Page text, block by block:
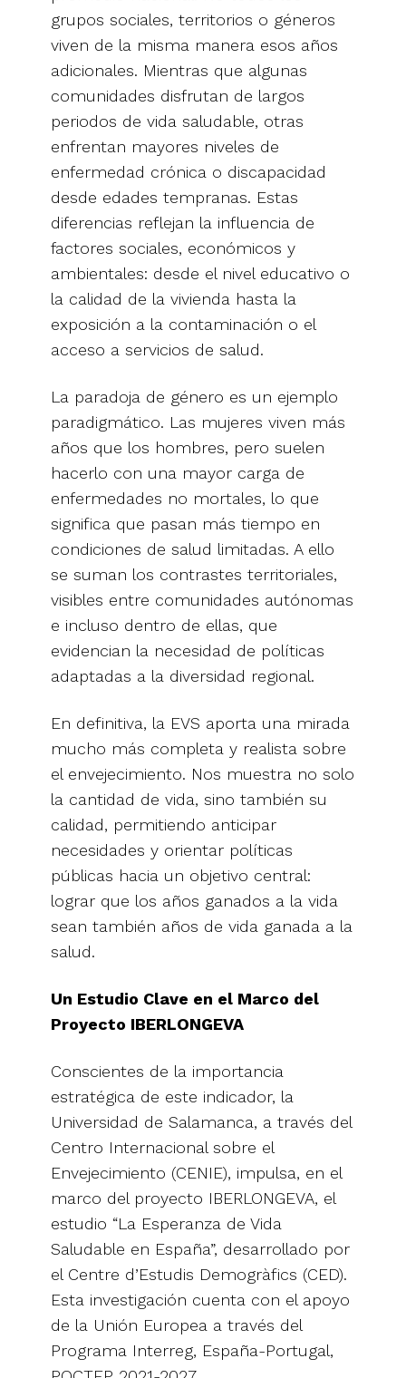
grupos sociales, territorios o géneros
viven de la misma manera esos años
adicionales. Mientras que algunas
comunidades disfrutan de largos
periodos de vida saludable, otras
enfrentan mayores niveles de
enfermedad crónica o discapacidad
desde edades tempranas. Estas
diferencias reflejan la influencia de
factores sociales, económicos y
ambientales: desde el nivel educativo o
la calidad de la vivienda hasta la
exposición a la contaminación o el
acceso a servicios de salud.
La paradoja de género es un ejemplo
paradigmático. Las mujeres viven más
años que los hombres, pero suelen
hacerlo con una mayor carga de
enfermedades no mortales, lo que
significa que pasan más tiempo en
condiciones de salud limitadas. A ello
se suman los contrastes territoriales,
visibles entre comunidades autónomas
e incluso dentro de ellas, que
evidencian la necesidad de políticas
adaptadas a la diversidad regional.
En definitiva, la EVS aporta una mirada
mucho más completa y realista sobre
el envejecimiento. Nos muestra no solo
la cantidad de vida, sino también su
calidad, permitiendo anticipar
necesidades y orientar políticas
públicas hacia un objetivo central:
lograr que los años ganados a la vida
sean también años de vida ganada a la
salud.
Un Estudio Clave en el Marco del
Proyecto IBERLONGEVA
Conscientes de la importancia
estratégica de este indicador, la
Universidad de Salamanca, a través del
Centro Internacional sobre el
Envejecimiento (CENIE), impulsa, en el
marco del proyecto IBERLONGEVA, el
estudio “La Esperanza de Vida
Saludable en España”, desarrollado por
el Centre d’Estudis Demogràfics (CED).
Esta investigación cuenta con el apoyo
de la Unión Europea a través del
Programa Interreg, España-Portugal,